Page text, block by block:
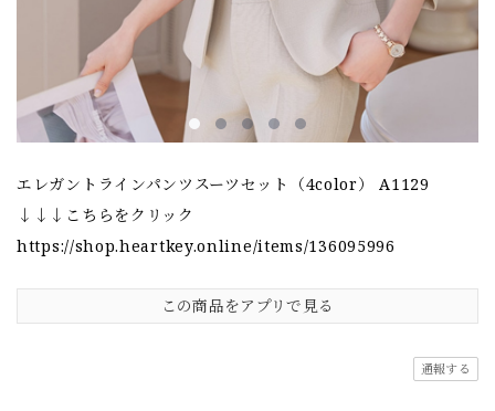
エレガントラインパンツスーツセット（4color） A1129
↓↓↓こちらをクリック
https://shop.heartkey.online/items/136095996
この商品をアプリで見る
通報する